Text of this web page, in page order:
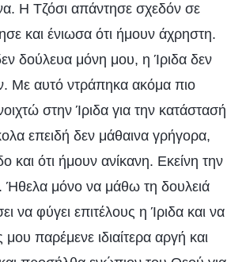
Η Τζόσι απάντησε σχεδόν σε
και ένιωσα ότι ήμουν άχρηστη.
δούλευα μόνη μου, η Ίριδα δεν
Με αυτό ντράπηκα ακόμα πιο
στην Ίριδα για την κατάστασή
επειδή δεν μάθαινα γρήγορα,
και ότι ήμουν ανίκανη. Εκείνη την
Ήθελα μόνο να μάθω τη δουλειά
να φύγει επιτέλους η Ίριδα και να
παρέμενε ιδιαίτερα αργή και